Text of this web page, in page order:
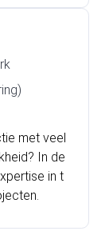
met veel
In de
in t